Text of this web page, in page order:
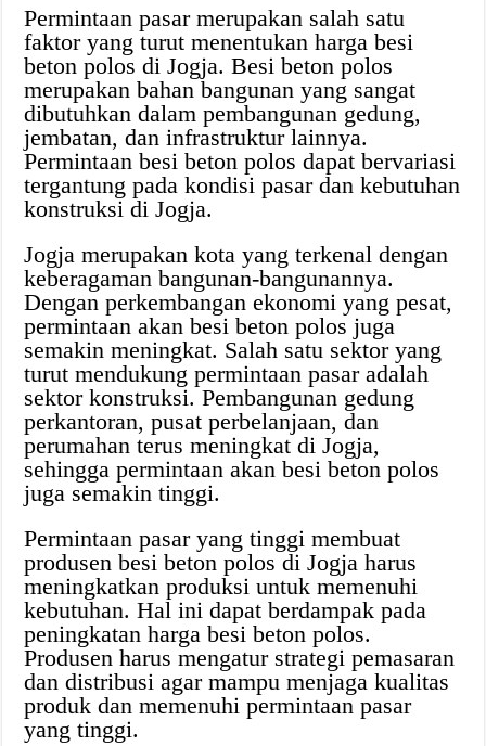
Permintaan pasar merupakan salah satu
faktor yang turut menentukan harga besi
beton polos di Jogja. Besi beton polos
merupakan bahan bangunan yang sangat
dibutuhkan dalam pembangunan gedung,
jembatan, dan infrastruktur lainnya.
Permintaan besi beton polos dapat bervariasi
tergantung pada kondisi pasar dan kebutuhan
konstruksi di Jogja.
Jogja merupakan kota yang terkenal dengan
keberagaman bangunan-bangunannya.
Dengan perkembangan ekonomi yang pesat,
permintaan akan besi beton polos juga
semakin meningkat. Salah satu sektor yang
turut mendukung permintaan pasar adalah
sektor konstruksi. Pembangunan gedung
perkantoran, pusat perbelanjaan, dan
perumahan terus meningkat di Jogja,
sehingga permintaan akan besi beton polos
juga semakin tinggi.
Permintaan pasar yang tinggi membuat
produsen besi beton polos di Jogja harus
meningkatkan produksi untuk memenuhi
kebutuhan. Hal ini dapat berdampak pada
peningkatan harga besi beton polos.
Produsen harus mengatur strategi pemasaran
dan distribusi agar mampu menjaga kualitas
produk dan memenuhi permintaan pasar
yang tinggi.